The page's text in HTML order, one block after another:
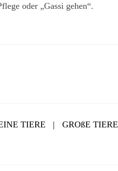
oder „Gassi gehen“.
TIERE | GROßE TIERE